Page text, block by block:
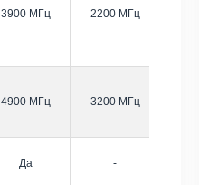
3900 МГц 2200 МГц
4900 МГц 3200 МГц
Да -